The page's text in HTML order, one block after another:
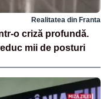
Realitatea din Franta
o criză profundă.
mii de posturi